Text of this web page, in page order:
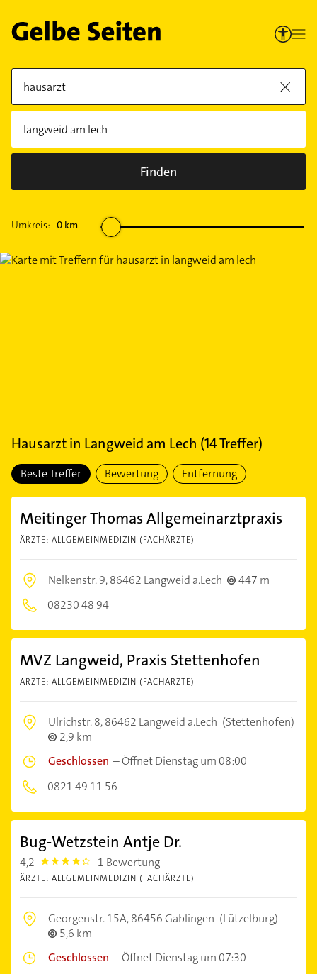
Finden
Umkreis: 0 km
Hausarztin Langweid am Lech (14Treffer)
Beste Treffer Bewertung Entfernung
Meitinger Thomas Allgemeinarztpraxis
ÄRZTE: ALLGEMEINMEDIZIN (FACHÄRZTE)
Nelkenstr. 9,86462 Langweid a.Lech
447 m
08230 48 94
MVZ Langweid, Praxis Stettenhofen
ÄRZTE: ALLGEMEINMEDIZIN (FACHÄRZTE)
Ulrichstr. 8,86462 Langweid a.Lech (Stettenhofen)
2,9 km
Geschlossen –Öffnet Dienstag um 08:00
0821 49 11 56
Bug-Wetzstein Antje Dr.
4,2 4.2000003 1 Bewertung
ÄRZTE: ALLGEMEINMEDIZIN (FACHÄRZTE)
Georgenstr. 15A,86456 Gablingen (Lützelburg)
5,6 km
Geschlossen –Öffnet Dienstag um 07:30